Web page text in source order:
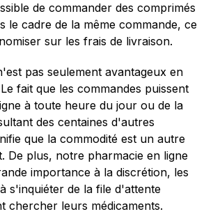
de commander des comprimés
le cadre de la même commande, ce
sur les frais de livraison.
pas seulement avantageux en
fait que les commandes puissent
à toute heure du jour ou de la
des centaines d'autres
que la commodité est un autre
De plus, notre pharmacie en ligne
importance à la discrétion, les
s'inquiéter de la file d'attente
chercher leurs médicaments.